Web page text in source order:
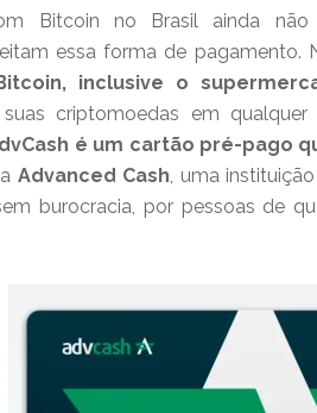
Bitcoin no Brasil ainda
essa forma de pagamento.
inclusive o
criptomoedas em
é um cartão pré-pago
Advanced Cash, uma
burocracia, por pessoas de